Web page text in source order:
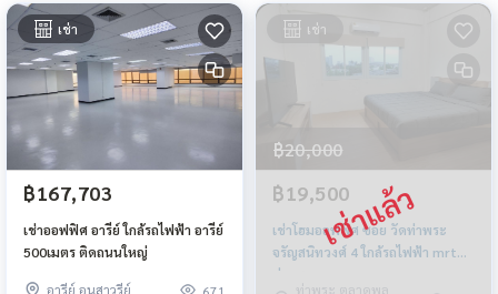
เช่า
฿167,703
เช่าออฟฟิศ อารีย์ ใกล้รถไฟฟ้า อารีย์
500เมตร ติดถนนใหญ่
อารีย์ อนุสาวรีย์
เช่า
฿20,000
฿19,500
เช่าโฮมออฟฟิศ ซอย วัดท่าพระ
จรัญสนิทวงศ์ 4 ใกล้รถไฟฟ้า mrt
ท่าพระ
ท่าพระ ตลาดพลู